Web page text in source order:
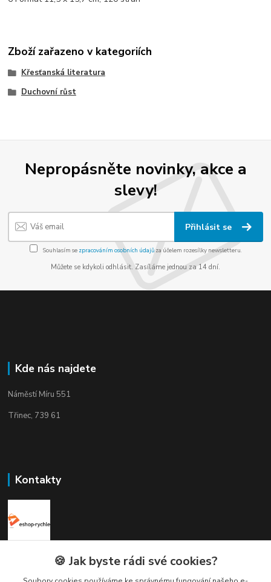
Zboží zařazeno v kategoriích
Křesťanská literatura
Duchovní růst
Nepropásněte novinky, akce a
slevy!
Přihlásit se
Souhlasím se zpracováním osobních údajůza účelem rozesílky newsletteru.
Můžete se kdykoli odhlásit. Zasíláme jednou za 14 dní.
Kde nás najdete
Náměstí Míru 551
Třinec, 739 61
Kontakty
🍪 Jak byste rádi své cookies?